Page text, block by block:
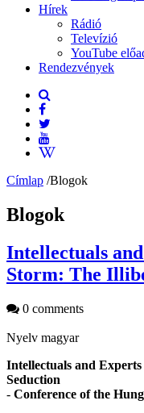
Hírek
Rádió
Televízió
YouTube
Rendezvények
Címlap /Blogok
Blogok
Intellectuals
Storm: The
0 comments
Nyelv magyar
Intellectuals and
Seduction
- Conference of the